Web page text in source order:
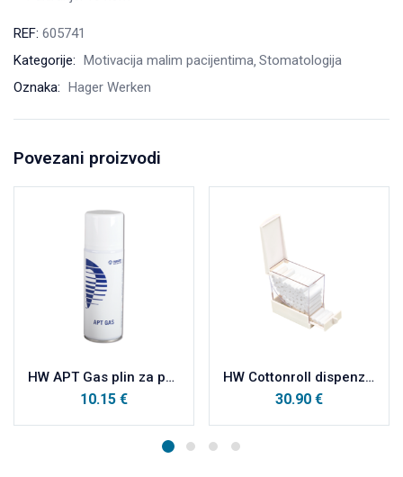
REF: 605741
Kategorije: Motivacija malim pacijentima Stomatologija
Oznaka: Hager Werken
Povezani proizvodi
HW APT Gas plin za punjenje plamenika 200ml
10.15 €
HW Cottonroll dispenzer za vaterole
30.90 €